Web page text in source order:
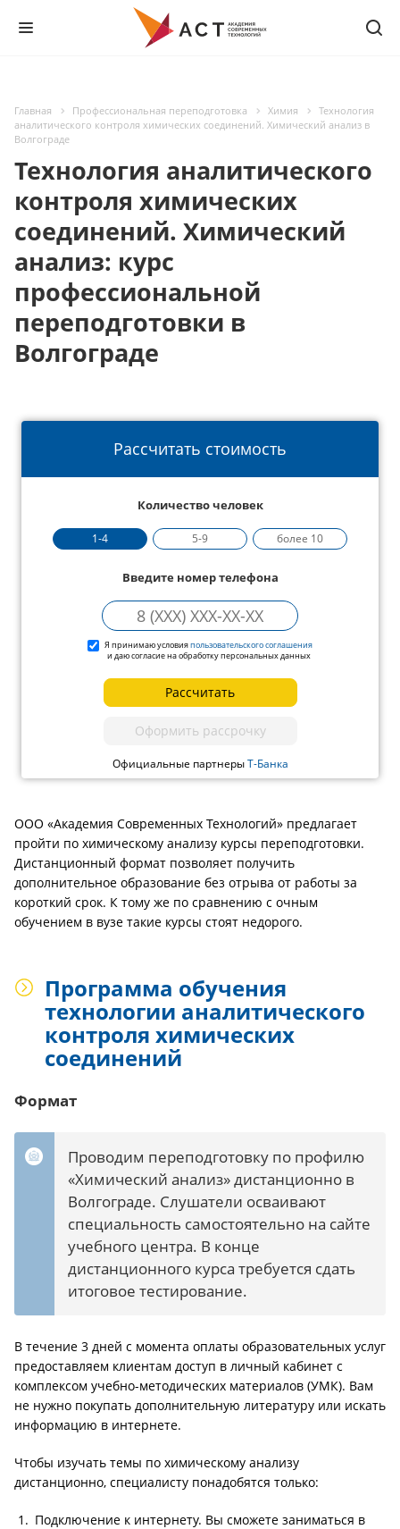
Главная Профессиональная переподготовка Химия
Технология
аналитического контроля химических соединений. Химический анализ в
Волгограде
Технология аналитического
контроля химических
соединений. Химический
анализ: курс
профессиональной
переподготовки в
Волгограде
Рассчитать стоимость
Количество человек
1-4 5-9 более 10
Введите номер телефона
Я принимаю условияпользовательского соглашения
и даю согласие на обработку персональных данных
Рассчитать
Оформить рассрочку
Официальные партнерыТ-Банка
ООО «Академия Современных Технологий» предлагает
пройти по химическому анализу курсы переподготовки.
Дистанционный формат позволяет получить
дополнительное образование без отрыва от работы за
короткий срок. К тому же по сравнению с очным
обучением в вузе такие курсы стоят недорого.
Программа обучения
технологии аналитического
контроля химических
соединений
Формат
Проводим переподготовку по профилю
«Химический анализ» дистанционно в
Волгограде. Слушатели осваивают
специальность самостоятельно на сайте
учебного центра. В конце
дистанционного курса требуется сдать
итоговое тестирование.
В течение 3 дней с момента оплаты образовательных услуг
предоставляем клиентам доступ в личный кабинет с
комплексом учебно-методических материалов (УМК). Вам
не нужно покупать дополнительную литературу или искать
информацию в интернете.
Чтобы изучать темы по химическому анализу
дистанционно, специалисту понадобятся только:
Подключение к интернету. Вы сможете заниматься в